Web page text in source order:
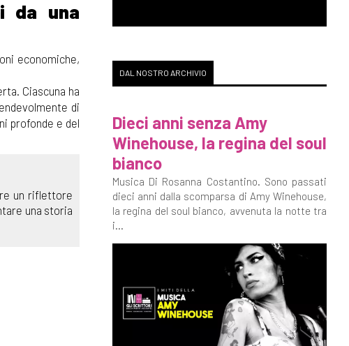
da una
economiche,
Ciascuna ha
di
profonde e del
un riflettore
una storia
DAL NOSTRO ARCHIVIO
Dieci anni senza Amy
Winehouse, la regina del soul
bianco
Musica Di Rosanna Costantino. Sono passati
dieci anni dalla scomparsa di Amy Winehouse,
la regina del soul bianco, avvenuta la notte tra
i...